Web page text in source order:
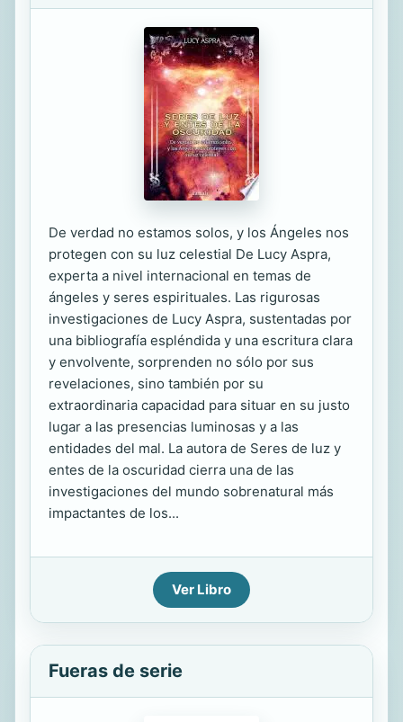
De verdad no estamos solos, y los Ángeles nos
protegen con su luz celestial De Lucy Aspra,
experta a nivel internacional en temas de
ángeles y seres espirituales. Las rigurosas
investigaciones de Lucy Aspra, sustentadas por
una bibliografía espléndida y una escritura clara
y envolvente, sorprenden no sólo por sus
revelaciones, sino también por su
extraordinaria capacidad para situar en su justo
lugar a las presencias luminosas y a las
entidades del mal. La autora de Seres de luz y
entes de la oscuridad cierra una de las
investigaciones del mundo sobrenatural más
impactantes de los...
Ver Libro
Fueras de serie